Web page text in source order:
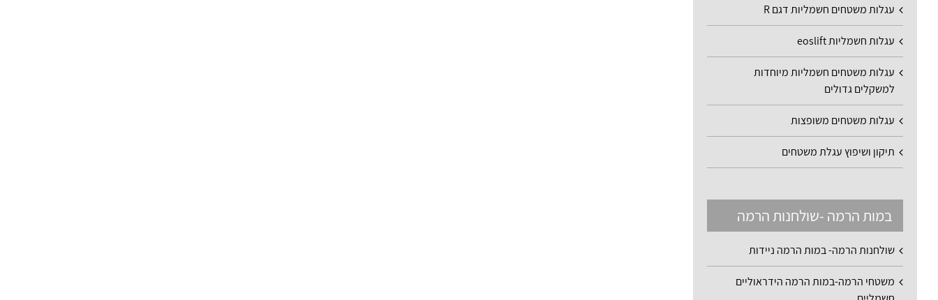
עגלות משטחים חשמליות דגם R
עגלות חשמליות eoslift
עגלות משטחים חשמליות מיוחדות
למשקלים גדולים
עגלות משטחים משופצות
תיקון ושיפוץ עגלת משטחים
במות הרמה -שולחנות הרמה
שולחנות הרמה- במות הרמה ניידות
משטחי הרמה-במות הרמה הידראוליים